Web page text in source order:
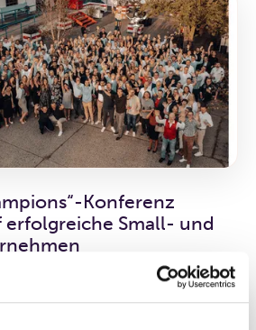
Konferenz
erfolgreiche Small- und